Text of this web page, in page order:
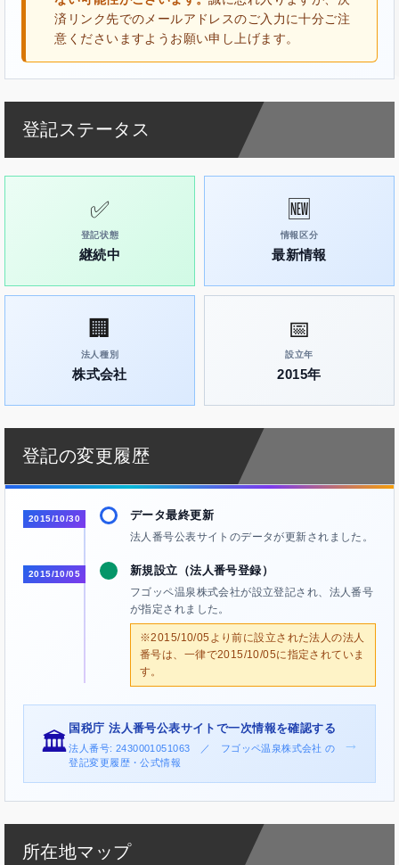
済リンク先でのメールアドレスのご入力に十分ご注
意くださいますようお願い申し上げます。
登記ステータス
✅
登記状態
継続中
🆕
情報区分
最新情報
🏢
法人種別
株式会社
📅
設立年
2015年
登記の変更履歴
2015/10/30 データ最終更新
法人番号公表サイトのデータが更新されました。
2015/10/05 新規設立（法人番号登録）
フゴッペ温泉株式会社が設立登記され、法人番号
が指定されました。
※2015/10/05より前に設立された法人の法人
番号は、一律で2015/10/05に指定されていま
す。
🏛️
国税庁 法人番号公表サイトで一次情報を確認する
法人番号: 2430001051063 ／ フゴッペ温泉株式会社 の
登記変更履歴・公式情報
→
所在地マップ